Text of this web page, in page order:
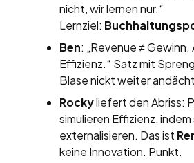
nicht, wir lernen nur.“
Lernziel:
Ben: „Revenue ≠
Effizienz.“ Satz mit
Blase nickt weiter
Rockyliefert den Abriss:
simulieren Effizienz,
externalisieren. Das ist
keine Innovation. Punkt.